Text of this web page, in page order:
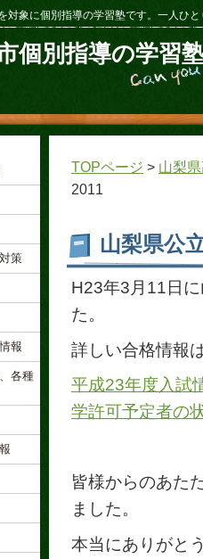
対象に個別指導の学習塾です。一人ひ
個別指導の学習
TOPページ > 山梨
2011
山梨県公
H23年3月11日
た。
詳しい合格情報
平成23年度入試
学許可予定者の
皆様からのあた
ました。
本当にありがと
策
報
各種